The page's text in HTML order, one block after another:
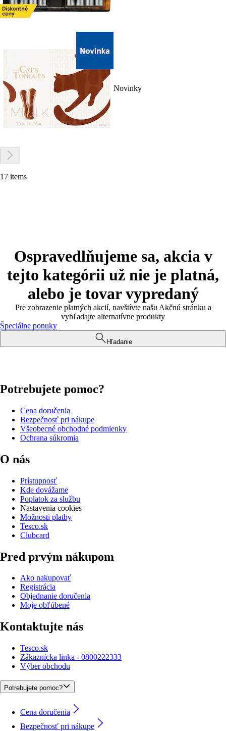
Novinky
17 items
Ospravedlňujeme sa, akcia v
tejto kategórii už nie je platná,
alebo je tovar vypredaný
Pre zobrazenie platných akcií, navštívte našu Akčnú stránku a
vyhľadajte alternatívne produkty
Špeciálne ponuky
Hľadanie
Potrebujete pomoc?
Cena doručenia
Bezpečnosť pri nákupe
Všeobecné obchodné podmienky
Ochrana súkromia
O nás
Prístupnosť
Kde dovážame
Poplatok za službu
Nastavenia cookies
Možnosti platby
Tesco.sk
Clubcard
Pred prvým nákupom
Ako nakupovať
Registrácia
Objednanie doručenia
Moje obľúbené
Kontaktujte nás
Tesco.sk
Zákaznícka linka - 0800222333
Výber obchodu
Potrebujete pomoc?
Cena doručenia
Bezpečnosť pri nákupe